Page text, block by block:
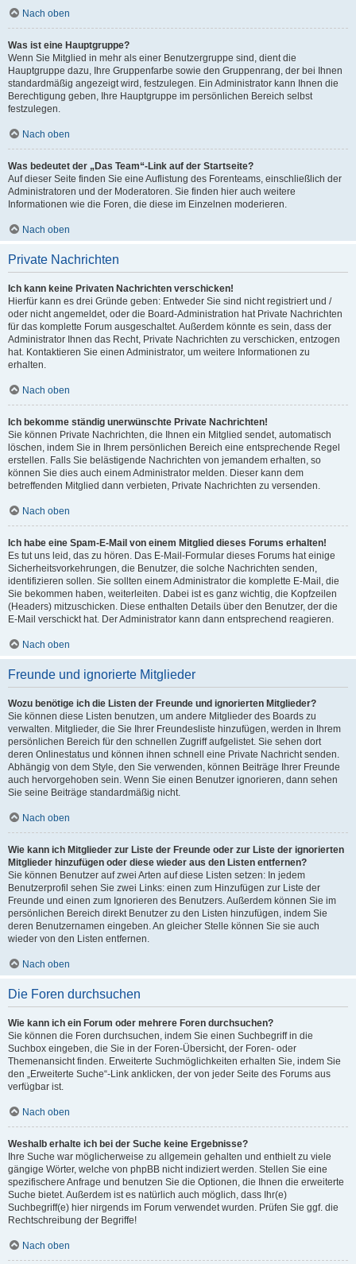
Nach oben
Was ist eine Hauptgruppe?
Wenn Sie Mitglied in mehr als einer Benutzergruppe sind, dient die
Hauptgruppe dazu, Ihre Gruppenfarbe sowie den Gruppenrang, der bei Ihnen
standardmäßig angezeigt wird, festzulegen. Ein Administrator kann Ihnen die
Berechtigung geben, Ihre Hauptgruppe im persönlichen Bereich selbst
festzulegen.
Nach oben
Was bedeutet der „Das Team“-Link auf der Startseite?
Auf dieser Seite finden Sie eine Auflistung des Forenteams, einschließlich der
Administratoren und der Moderatoren. Sie finden hier auch weitere
Informationen wie die Foren, die diese im Einzelnen moderieren.
Nach oben
Private Nachrichten
Ich kann keine Privaten Nachrichten verschicken!
Hierfür kann es drei Gründe geben: Entweder Sie sind nicht registriert und /
oder nicht angemeldet, oder die Board-Administration hat Private Nachrichten
für das komplette Forum ausgeschaltet. Außerdem könnte es sein, dass der
Administrator Ihnen das Recht, Private Nachrichten zu verschicken, entzogen
hat. Kontaktieren Sie einen Administrator, um weitere Informationen zu
erhalten.
Nach oben
Ich bekomme ständig unerwünschte Private Nachrichten!
Sie können Private Nachrichten, die Ihnen ein Mitglied sendet, automatisch
löschen, indem Sie in Ihrem persönlichen Bereich eine entsprechende Regel
erstellen. Falls Sie belästigende Nachrichten von jemandem erhalten, so
können Sie dies auch einem Administrator melden. Dieser kann dem
betreffenden Mitglied dann verbieten, Private Nachrichten zu versenden.
Nach oben
Ich habe eine Spam-E-Mail von einem Mitglied dieses Forums erhalten!
Es tut uns leid, das zu hören. Das E-Mail-Formular dieses Forums hat einige
Sicherheitsvorkehrungen, die Benutzer, die solche Nachrichten senden,
identifizieren sollen. Sie sollten einem Administrator die komplette E-Mail, die
Sie bekommen haben, weiterleiten. Dabei ist es ganz wichtig, die Kopfzeilen
(Headers) mitzuschicken. Diese enthalten Details über den Benutzer, der die
E-Mail verschickt hat. Der Administrator kann dann entsprechend reagieren.
Nach oben
Freunde und ignorierte Mitglieder
Wozu benötige ich die Listen der Freunde und ignorierten Mitglieder?
Sie können diese Listen benutzen, um andere Mitglieder des Boards zu
verwalten. Mitglieder, die Sie Ihrer Freundesliste hinzufügen, werden in Ihrem
persönlichen Bereich für den schnellen Zugriff aufgelistet. Sie sehen dort
deren Onlinestatus und können ihnen schnell eine Private Nachricht senden.
Abhängig von dem Style, den Sie verwenden, können Beiträge Ihrer Freunde
auch hervorgehoben sein. Wenn Sie einen Benutzer ignorieren, dann sehen
Sie seine Beiträge standardmäßig nicht.
Nach oben
Wie kann ich Mitglieder zur Liste der Freunde oder zur Liste der ignorierten
Mitglieder hinzufügen oder diese wieder aus den Listen entfernen?
Sie können Benutzer auf zwei Arten auf diese Listen setzen: In jedem
Benutzerprofil sehen Sie zwei Links: einen zum Hinzufügen zur Liste der
Freunde und einen zum Ignorieren des Benutzers. Außerdem können Sie im
persönlichen Bereich direkt Benutzer zu den Listen hinzufügen, indem Sie
deren Benutzernamen eingeben. An gleicher Stelle können Sie sie auch
wieder von den Listen entfernen.
Nach oben
Die Foren durchsuchen
Wie kann ich ein Forum oder mehrere Foren durchsuchen?
Sie können die Foren durchsuchen, indem Sie einen Suchbegriff in die
Suchbox eingeben, die Sie in der Foren-Übersicht, der Foren- oder
Themenansicht finden. Erweiterte Suchmöglichkeiten erhalten Sie, indem Sie
den „Erweiterte Suche“-Link anklicken, der von jeder Seite des Forums aus
verfügbar ist.
Nach oben
Weshalb erhalte ich bei der Suche keine Ergebnisse?
Ihre Suche war möglicherweise zu allgemein gehalten und enthielt zu viele
gängige Wörter, welche von phpBB nicht indiziert werden. Stellen Sie eine
spezifischere Anfrage und benutzen Sie die Optionen, die Ihnen die erweiterte
Suche bietet. Außerdem ist es natürlich auch möglich, dass Ihr(e)
Suchbegriff(e) hier nirgends im Forum verwendet wurden. Prüfen Sie ggf. die
Rechtschreibung der Begriffe!
Nach oben